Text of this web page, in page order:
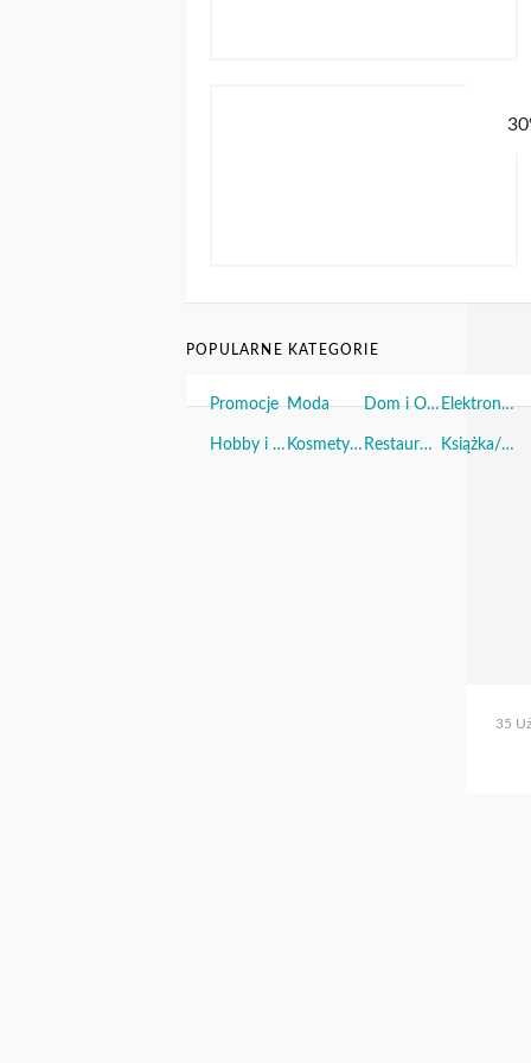
35
POPULARNE KATEGORIE
Promocje Moda Dom i Ogród Elektronika
Hobby i Sport Kosmetyki i Perfumy Restauracje i Żywność Książka/Muzyka/Film